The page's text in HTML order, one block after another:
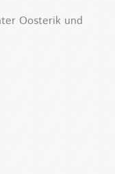
Oosterik und